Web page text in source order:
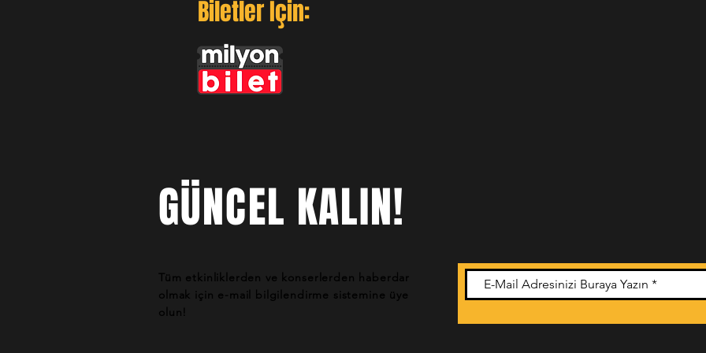
Biletler İçin:
GÜNCEL KALIN!
Tüm etkinliklerden ve konserlerden haberdar
olmak için e-mail bilgilendirme sistemine üye
olun!